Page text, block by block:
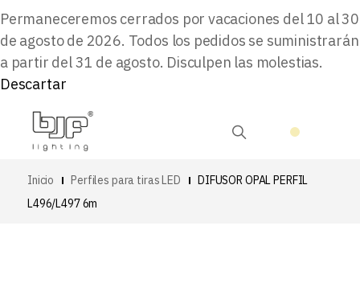
Permaneceremos cerrados por vacaciones del 10 al 30
de agosto de 2026. Todos los pedidos se suministrarán
a partir del 31 de agosto. Disculpen las molestias.
Descartar
Inicio Perfiles para tiras LED
DIFUSOR OPAL PERFIL
L496/L497 6m